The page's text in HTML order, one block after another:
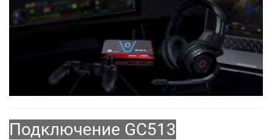
Подключение GC513